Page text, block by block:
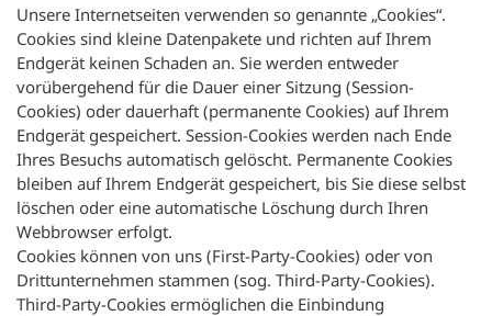
Unsere Internetseiten verwenden so genannte „Cookies“.
Cookies sind kleine Datenpakete und richten auf Ihrem
Endgerät keinen Schaden an. Sie werden entweder
vorübergehend für die Dauer einer Sitzung (Session-
Cookies) oder dauerhaft (permanente Cookies) auf Ihrem
Endgerät gespeichert. Session-Cookies werden nach Ende
Ihres Besuchs automatisch gelöscht. Permanente Cookies
bleiben auf Ihrem Endgerät gespeichert, bis Sie diese selbst
löschen oder eine automatische Löschung durch Ihren
Webbrowser erfolgt.
Cookies können von uns (First-Party-Cookies) oder von
Drittunternehmen stammen (sog. Third-Party-Cookies).
Third-Party-Cookies ermöglichen die Einbindung